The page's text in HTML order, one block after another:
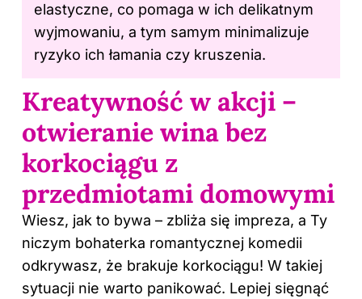
elastyczne, co pomaga w ich delikatnym
wyjmowaniu, a tym samym minimalizuje
ryzyko ich łamania czy kruszenia.
Kreatywność w akcji –
otwieranie wina bez
korkociągu z
przedmiotami domowymi
Wiesz, jak to bywa – zbliża się impreza, a Ty
niczym bohaterka romantycznej komedii
odkrywasz, że brakuje korkociągu! W takiej
sytuacji nie warto panikować. Lepiej sięgnąć